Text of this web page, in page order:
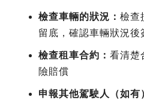
檢查車輛的狀況： 檢查
留底，確認車輛狀況後
檢查租車合約： 看清楚
險賠償
申報其他駕駛人（如有